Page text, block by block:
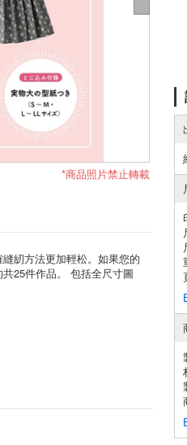
*商品照片禁止轉載
紉方法更加輕松。如果您的
25件作品。 包括全尺寸圖